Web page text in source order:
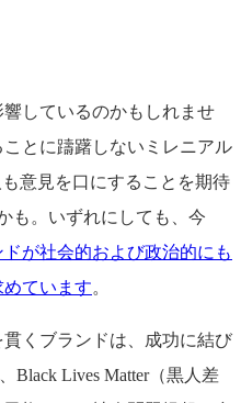
しているのかもしれませ
とに躊躇しないミレニアル
意見を口にすることを期待
。いずれにしても、今
が社会的および政治的にも
ています。
くブランドは、成功に結び
Black Lives Matter（黒人差